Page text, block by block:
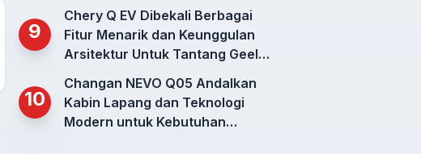
9
Chery Q EV Dibekali Berbagai
Fitur Menarik dan Keunggulan
Arsitektur Untuk Tantang Geely
10
Changan NEVO Q05 Andalkan
Kabin Lapang dan Teknologi
Modern untuk Kebutuhan